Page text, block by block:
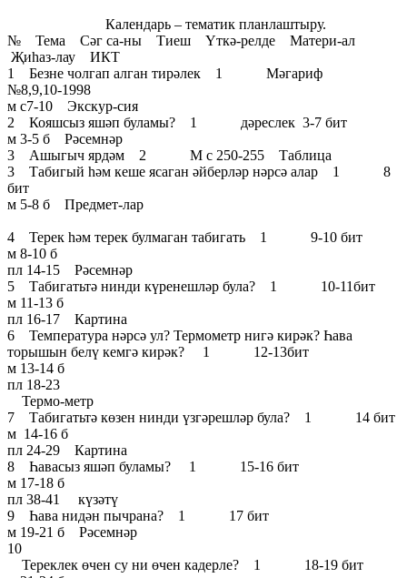
Календарь – тематик планлаштыру.
№ Тема Сәг са-ны Тиеш Үткә-релде Матери-ал
Җиһаз-лау ИКТ
1 Безне чолгап алган тирәлек 1 Мәгариф
№8,9,10-1998
м с7-10 Экскур-сия
2 Кояшсыз яшәп буламы? 1 дәреслек 3-7 бит
м 3-5 б Рәсемнәр
3 Ашыгыч ярдәм 2 М с 250-255 Таблица
3 Табигый һәм кеше ясаган әйберләр нәрсә алар 1 8
бит
м 5-8 б Предмет-лар
4 Терек һәм терек булмаган табигать 1 9-10 бит
м 8-10 б
пл 14-15 Рәсемнәр
5 Табигатьтә нинди күренешләр була? 1 10-11бит
м 11-13 б
пл 16-17 Картина
6 Температура нәрсә ул? Термометр нигә кирәк? Һава
торышын белү кемгә кирәк? 1 12-13бит
м 13-14 б
пл 18-23
Термо-метр
7 Табигатьтә көзен нинди үзгәрешләр була? 1 14 бит
м 14-16 б
пл 24-29 Картина
8 Һавасыз яшәп буламы? 1 15-16 бит
м 17-18 б
пл 38-41 күзәтү
9 Һава нидән пычрана? 1 17 бит
м 19-21 б Рәсемнәр
10
Тереклек өчен су ни өчен кадерле? 1 18-19 бит